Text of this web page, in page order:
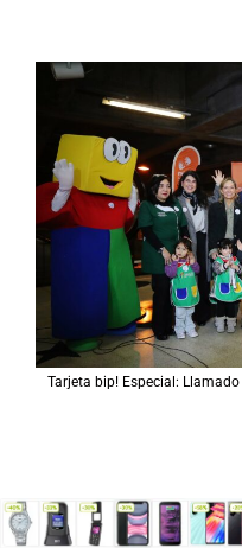
Tarjeta bip! Especial: